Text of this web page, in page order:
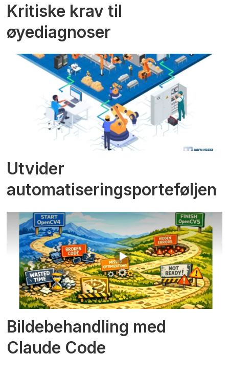
Kritiske krav til
øyediagnoser
Utvider
automatiseringsporteføljen
Bildebehandling med
Claude Code